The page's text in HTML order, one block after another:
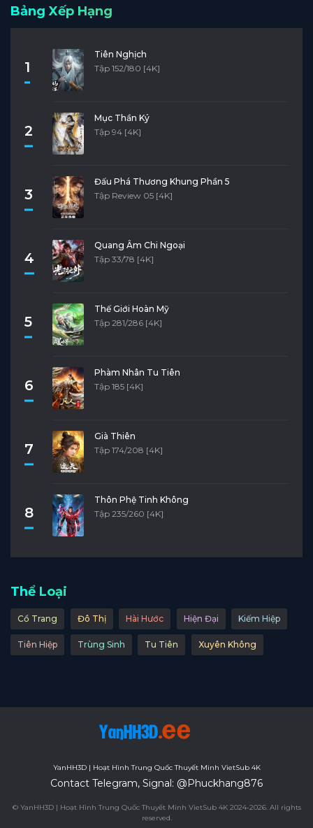
Bảng Xếp Hạng
1
Tiên Nghịch
Tập 152/180 [4K]
2
Mục Thần Ký
Tập 94 [4K]
3
Đấu Phá Thương Khung Phần 5
Tập Review 05 [4K]
4
Quang Âm Chi Ngoại
Tập 33/78 [4K]
5
Thế Giới Hoàn Mỹ
Tập 281/286 [4K]
6
Phàm Nhân Tu Tiên
Tập 185 [4K]
7
Già Thiên
Tập 174/208 [4K]
8
Thôn Phệ Tinh Không
Tập 235/260 [4K]
Thể Loại
Cổ Trang Đô Thị Hài Hước Hiện Đại Kiếm Hiệp
Tiên Hiệp Trùng Sinh Tu Tiên Xuyên Không
YanHH3D | Hoạt Hình Trung Quốc Thuyết Minh VietSub 4K
Contact Telegram, Signal: @Phuckhang876
© YanHH3D | Hoạt Hình Trung Quốc Thuyết Minh VietSub 4K 2024-2026. All rights
reserved.